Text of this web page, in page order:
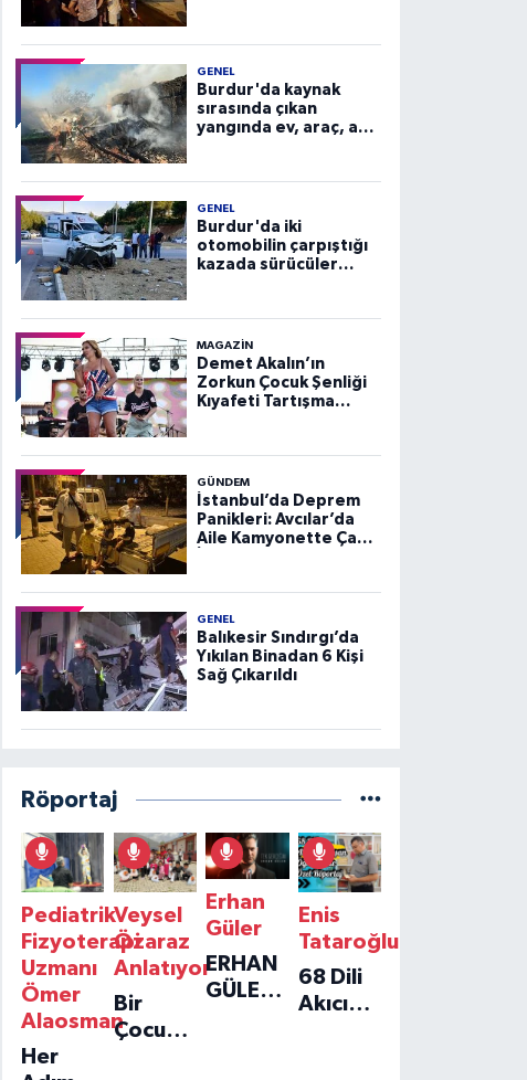
GENEL
Burdur'da kaynak
sırasında çıkan
yangında ev, araç, ahır
GENEL
Burdur'da iki
otomobilin çarpıştığı
kazada sürücüler
MAGAZİN
Demet Akalın’ın
Zorkun Çocuk Şenliği
Kıyafeti Tartışma
GÜNDEM
İstanbul’da Deprem
Panikleri: Avcılar’da
Aile Kamyonette Çay
GENEL
Balıkesir Sındırgı’da
Yıkılan Binadan 6 Kişi
Sağ Çıkarıldı
Röportaj
Pediatrik
Fizyoterapi
Uzmanı
Ömer
Alaosman
Her
Veysel
Özaraz
Anlatıyor
Bir
Çocuğun
Erhan
Güler
ERHAN
GÜLER'IN
Enis
Tataroğlu
68 Dili
Akıcı